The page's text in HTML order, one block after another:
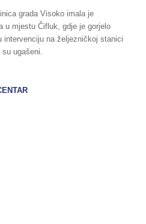
grada Visoko imala je
u mjestu Čifluk, gdje je gorjelo
intervenciju na željezničkoj stanici
ugašeni.